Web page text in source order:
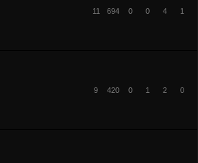
11 694 0 0 4 1
9 420 0 1 2 0